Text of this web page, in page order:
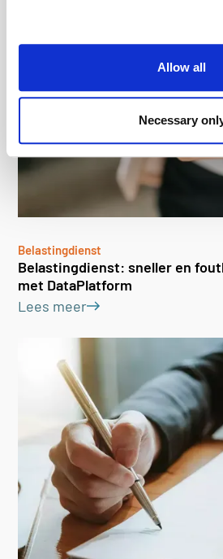
Allow all
Necessary
Belastingdienst
Belastingdienst: sneller en
met DataPlatform
Lees meer